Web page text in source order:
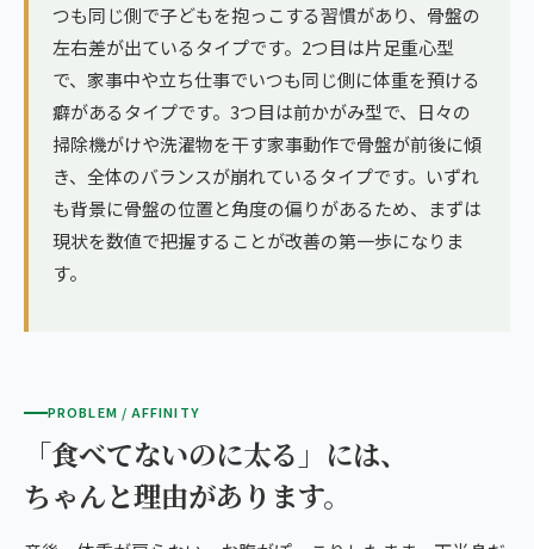
つも同じ側で子どもを抱っこする習慣があり、骨盤の
左右差が出ているタイプです。2つ目は片足重心型
で、家事中や立ち仕事でいつも同じ側に体重を預ける
癖があるタイプです。3つ目は前かがみ型で、日々の
掃除機がけや洗濯物を干す家事動作で骨盤が前後に傾
き、全体のバランスが崩れているタイプです。いずれ
も背景に骨盤の位置と角度の偏りがあるため、まずは
現状を数値で把握することが改善の第一歩になりま
す。
PROBLEM / AFFINITY
「食べてないのに太る」には、
ちゃんと理由があります。